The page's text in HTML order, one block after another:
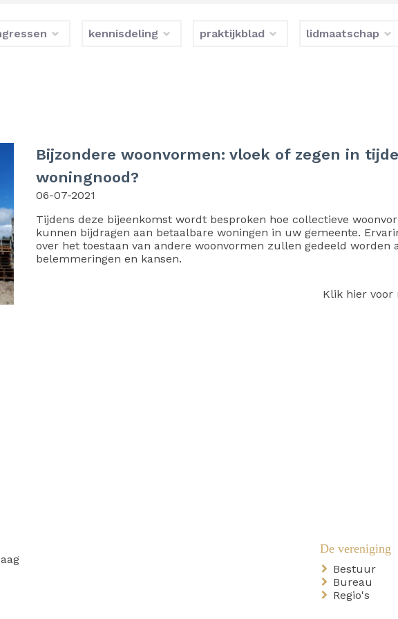
kennisdeling praktijkblad lidmaatschap
Bijzondere woonvormen: vloek of zegen in
woningnood?
06-07-2021
Tijdens deze bijeenkomst wordt besproken hoe collectieve
kunnen bijdragen aan betaalbare woningen in uw gemeente.
over het toestaan van andere woonvormen zullen gedeeld worden
belemmeringen en kansen.
Klik hier
Bestuur
Bureau
Regio's